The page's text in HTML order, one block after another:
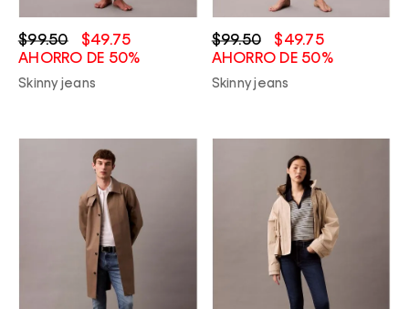
$99.50
$49.75
AHORRO DE 50%
Skinny jeans
$99.50
$49.75
AHORRO DE 50%
Skinny jeans